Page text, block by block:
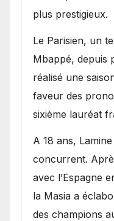
plus prestigieux.
Le Parisien, un
Mbappé, depuis
réalisé une
faveur des
sixième lauréat
A 18 ans,
concurrent.
avec l’Espagne
la Masia a
des champions